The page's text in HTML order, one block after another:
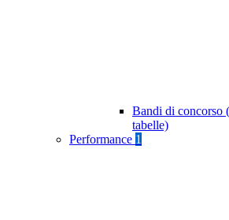
Bandi di concorso
tabelle)
Performance 1